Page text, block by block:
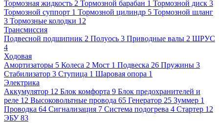
Тормозная жидкость 2 Тормозной барабан 1 Тормозной диск 3
Тормозной суппорт 1 Тормозной цилиндр 5 Тормозной шланг
3 Тормозные колодки 12
Трансмиссия
Подвесной подшипник 2 Полуось 3 Приводные валы 2 ШРУС
4
Ходовая
Амортизаторы 5 Колеса 2 Мост 1 Подвеска 26 Пружины 3
Стабилизатор 3 Ступица 1 Шаровая опора 1
Электрика
Аккумулятор 12 Блок комфорта 9 Блок предохранителей и
реле 12 Высоковольтные провода 65 Генератор 25 Зуммер 1
Проводка 64 Сигнализация 7 Система подогрева 4 Стартер 12
ЭБУ 83